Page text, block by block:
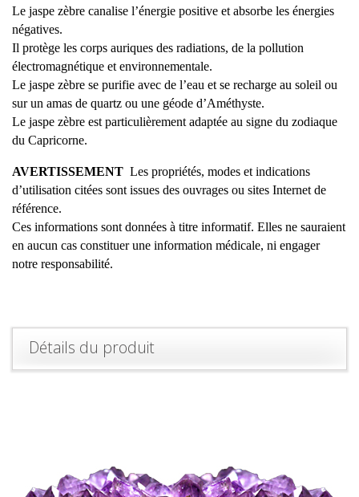
Le jaspe zèbre canalise l’énergie positive et absorbe les énergies
négatives.
Il protège les corps auriques des radiations, de la pollution
électromagnétique et environnementale.
Le jaspe zèbre se purifie avec de l’eau et se recharge au soleil ou
sur un amas de quartz ou une géode d’Améthyste.
Le jaspe zèbre est particulièrement adaptée au signe du zodiaque
du Capricorne.
AVERTISSEMENT Les propriétés, modes et indications
d’utilisation citées sont issues des ouvrages ou sites Internet de
référence.
Ces informations sont données à titre informatif. Elles ne sauraient
en aucun cas constituer une information médicale, ni engager
notre responsabilité.
Détails du produit